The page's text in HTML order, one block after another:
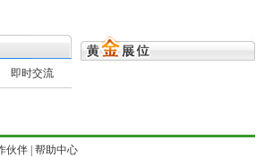
即时交流
伙伴| 帮助中心